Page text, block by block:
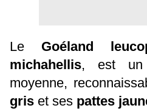
Le Goéland
michahellis, est un
moyenne,
gris et ses pattes